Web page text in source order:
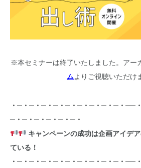
※本セミナーは終了いたしました。アー
ムよりご視聴いただけ
・─・─・─・─・─・─・─・─・─・──
─・─・─・─・─・─・
キャンペーンの成功は企画アイデ
ている！
・─・─・─・─・─・─・─・─・─・──